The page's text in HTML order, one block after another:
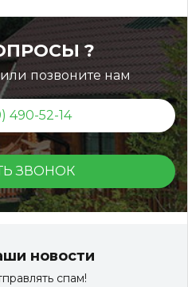
?
позвоните нам
490-52-14
ЗВОНОК
новости
спам!